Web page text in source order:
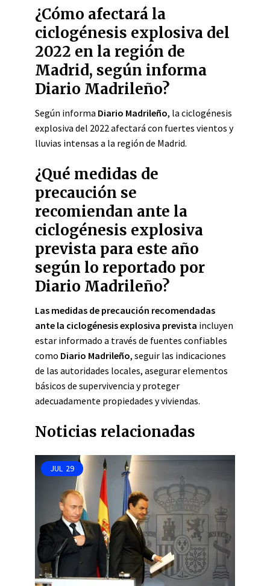
¿Cómo afectará la
ciclogénesis explosiva del
2022 en la región de
Madrid, según informa
Diario Madrileño?
Según informa Diario Madrileño, la ciclogénesis
explosiva del 2022 afectará con fuertes vientos y
lluvias intensas a la región de Madrid.
¿Qué medidas de
precaución se
recomiendan ante la
ciclogénesis explosiva
prevista para este año
según lo reportado por
Diario Madrileño?
Las medidas de precaución recomendadas
ante la ciclogénesis explosiva prevista incluyen
estar informado a través de fuentes confiables
como Diario Madrileño, seguir las indicaciones
de las autoridades locales, asegurar elementos
básicos de supervivencia y proteger
adecuadamente propiedades y viviendas.
Noticias relacionadas
JUL 29